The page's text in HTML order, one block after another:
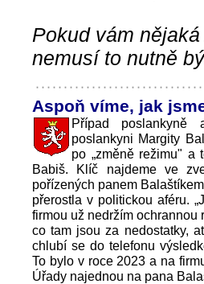
Pokud vám
nemusí to nutně
Aspoň víme, jak
Případ
poslankyni Margity
po „změně režimu" a
Babiš. Klíč najdeme ve
pořízených panem
přerostla v politickou aféru.
firmou už nedržím
co tam jsou za nedostatky,
chlubí se do telefonu
To bylo v roce 2023 a na
Úřady najednou na pana